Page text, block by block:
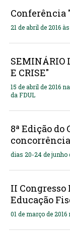
Conferência
21 de abril de 2016
SEMINÁRIO
E CRISE"
15 de abril de 2016
da FDUL
8ª Edição do
concorrência
dias 20-24 de junho
II
Educação
01 de março de 2016